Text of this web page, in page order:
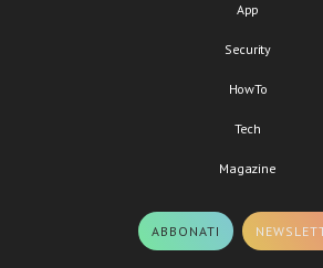
App
Security
HowTo
Tech
Magazine
ABBONATI